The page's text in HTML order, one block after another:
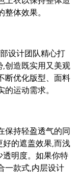
体效果。
设计团队精心打
创造既实用又美观
断优化版型、面料
运动需求。
保持轻盈透气的同
好的遮盖效果,而浅
透明度。如果你特
一款式,内层设计